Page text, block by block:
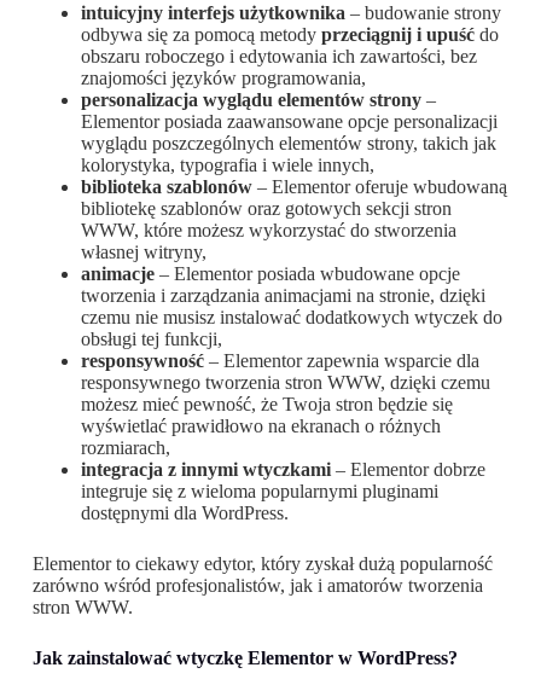
intuicyjny interfejs użytkownika – budowanie strony
odbywa się za pomocą metody przeciągnij i upuśćdo
obszaru roboczego i edytowania ich zawartości, bez
znajomości języków programowania,
personalizacja wyglądu elementów strony–
Elementor posiada zaawansowane opcje personalizacji
wyglądu poszczególnych elementów strony, takich jak
kolorystyka, typografia i wiele innych,
biblioteka szablonów – Elementor oferuje wbudowaną
bibliotekę szablonów oraz gotowych sekcji stron
WWW, które możesz wykorzystać do stworzenia
własnej witryny,
animacje– Elementor posiada wbudowane opcje
tworzenia i zarządzania animacjami na stronie, dzięki
czemu nie musisz instalować dodatkowych wtyczek do
obsługi tej funkcji,
responsywność– Elementor zapewnia wsparcie dla
responsywnego tworzenia stron WWW, dzięki czemu
możesz mieć pewność, że Twoja stron będzie się
wyświetlać prawidłowo na ekranach o różnych
rozmiarach,
integracja z innymi wtyczkami– Elementor dobrze
integruje się z wieloma popularnymi pluginami
dostępnymi dla WordPress.
Elementor to ciekawy edytor, który zyskał dużą popularność
zarówno wśród profesjonalistów, jak i amatorów tworzenia
stron WWW.
Jak zainstalować wtyczkę Elementor w WordPress?